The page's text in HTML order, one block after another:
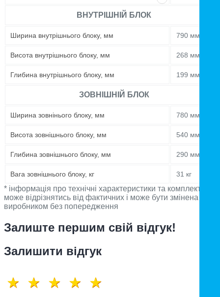
ВНУТРІШНІЙ БЛОК
Ширина внутрішнього блоку, мм 790 мм
Висота внутрішнього блоку, мм 268 мм
Глибина внутрішнього блоку, мм 199 мм
ЗОВНІШНІЙ БЛОК
Ширина зовнінього блоку, мм 780 мм
Висота зовнішнього блоку, мм 540 мм
Глибина зовнішнього блоку, мм 290 мм
Вага зовнішнього блоку, кг 31 кг
* інформація про технічні характеристики та комплектацію
може відрізнятись від фактичних і може бути змінена
виробником без попередження
Залиште першим свій відгук!
Залишити відгук